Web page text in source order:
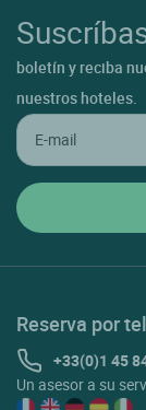
boletín y reciba
nuestros hoteles.
Reserva por
+33(0)1 45
Un asesor a su